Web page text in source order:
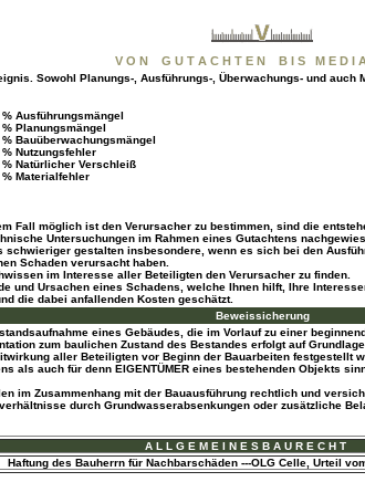
V O N G U T A C H T E N B I S M E D I
Sowohl Planungs-, Ausführungs-, Überwachungs- und auch
% Ausführungsmängel
% Planungsmängel
% Bauüberwachungsmängel
Nutzungsfehler
Natürlicher Verschleiß
Materialfehler
Fall möglich ist den Verursacher zu bestimmen, sind die
Untersuchungen im Rahmen eines Gutachtens
gestalten insbesondere, wenn es sich bei den
Schaden verursacht haben.
im Interesse aller Beteiligten den Verursacher zu finden.
und Ursachen eines Schadens, welche Ihnen hilft, Ihre
die dabei anfallenden Kosten geschätzt.
Beweissicherung
eines Gebäudes, die im Vorlauf zu einer
zum baulichen Zustand des Bestandes erfolgt auf
aller Beteiligten vor Beginn der Bauarbeiten festgestellt
als auch für denn EIGENTÜMER eines bestehenden Objekts
im Zusammenhang mit der Bauausführung rechtlich und
durch Grundwasserabsenkungen oder zusätzliche
A L L G E M E I N E S B A U R E C H T
Haftung des Bauherrn für Nachbarschäden ---OLG Celle, Urteil